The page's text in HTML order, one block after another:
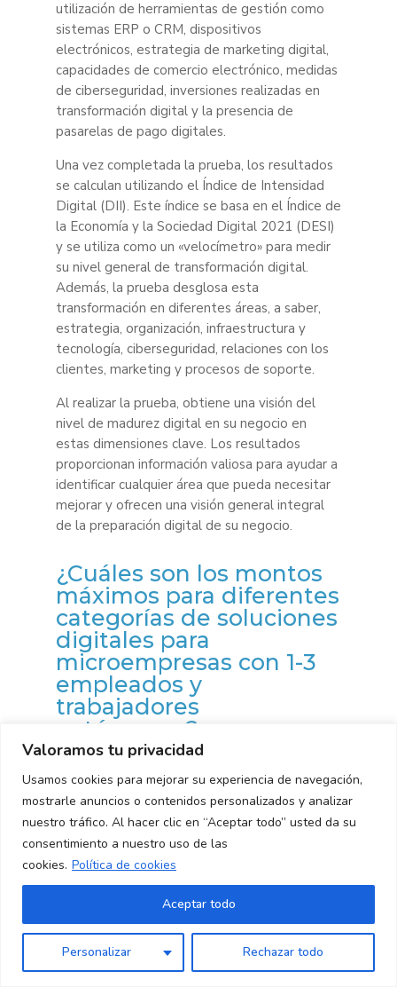
Valoramos tu privacidad
Usamos cookies para mejorar su experiencia de navegación,
mostrarle anuncios o contenidos personalizados y analizar
nuestro tráfico. Al hacer clic en “Aceptar todo” usted da su
consentimiento a nuestro uso de las
cookies. Política de cookies
Personalizar Rechazar todo
Aceptar todo
utilización de herramientas de gestión como
sistemas ERP o CRM, dispositivos
electrónicos, estrategia de marketing digital,
capacidades de comercio electrónico, medidas
de ciberseguridad, inversiones realizadas en
transformación digital y la presencia de
pasarelas de pago digitales.
Una vez completada la prueba, los resultados
se calculan utilizando el Índice de Intensidad
Digital (DII). Este índice se basa en el Índice de
la Economía y la Sociedad Digital 2021 (DESI)
y se utiliza como un «velocímetro» para medir
su nivel general de transformación digital.
Además, la prueba desglosa esta
transformación en diferentes áreas, a saber,
estrategia, organización, infraestructura y
tecnología, ciberseguridad, relaciones con los
clientes, marketing y procesos de soporte.
Al realizar la prueba, obtiene una visión del
nivel de madurez digital en su negocio en
estas dimensiones clave. Los resultados
proporcionan información valiosa para ayudar a
identificar cualquier área que pueda necesitar
mejorar y ofrecen una visión general integral
de la preparación digital de su negocio.
¿Cuáles son los montos
máximos para diferentes
categorías de soluciones
digitales para
microempresas con 1-3
empleados y
trabajadores
autónomos?
Para microempresas con 1-3 empleados y
freelancers, hay diferentes cantidades
máximas disponibles para varias categorías de
soluciones digitales. Aquí se detalla las
cantidades máximas:
1. Sitio web y presencia en línea: Se puede
otorgar hasta €2,000.
pueden recibir un monto máximo de €2,000.